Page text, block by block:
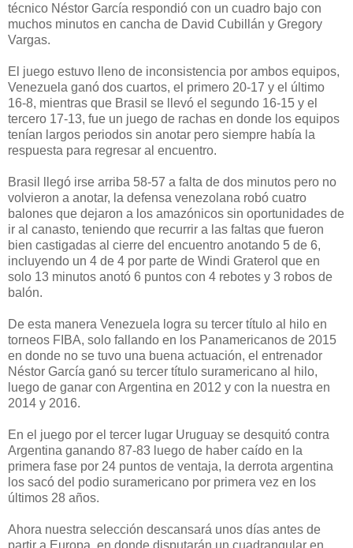
técnico Néstor García respondió con un cuadro bajo con
muchos minutos en cancha de David Cubillán y Gregory
Vargas.
El juego estuvo lleno de inconsistencia por ambos equipos,
Venezuela ganó dos cuartos, el primero 20-17 y el último
16-8, mientras que Brasil se llevó el segundo 16-15 y el
tercero 17-13, fue un juego de rachas en donde los equipos
tenían largos periodos sin anotar pero siempre había la
respuesta para regresar al encuentro.
Brasil llegó irse arriba 58-57 a falta de dos minutos pero no
volvieron a anotar, la defensa venezolana robó cuatro
balones que dejaron a los amazónicos sin oportunidades de
ir al canasto, teniendo que recurrir a las faltas que fueron
bien castigadas al cierre del encuentro anotando 5 de 6,
incluyendo un 4 de 4 por parte de Windi Graterol que en
solo 13 minutos anotó 6 puntos con 4 rebotes y 3 robos de
balón.
De esta manera Venezuela logra su tercer título al hilo en
torneos FIBA, solo fallando en los Panamericanos de 2015
en donde no se tuvo una buena actuación, el entrenador
Néstor García ganó su tercer título suramericano al hilo,
luego de ganar con Argentina en 2012 y con la nuestra en
2014 y 2016.
En el juego por el tercer lugar Uruguay se desquitó contra
Argentina ganando 87-83 luego de haber caído en la
primera fase por 24 puntos de ventaja, la derrota argentina
los sacó del podio suramericano por primera vez en los
últimos 28 años.
Ahora nuestra selección descansará unos días antes de
partir a Europa, en donde disputarán un cuadrangular en